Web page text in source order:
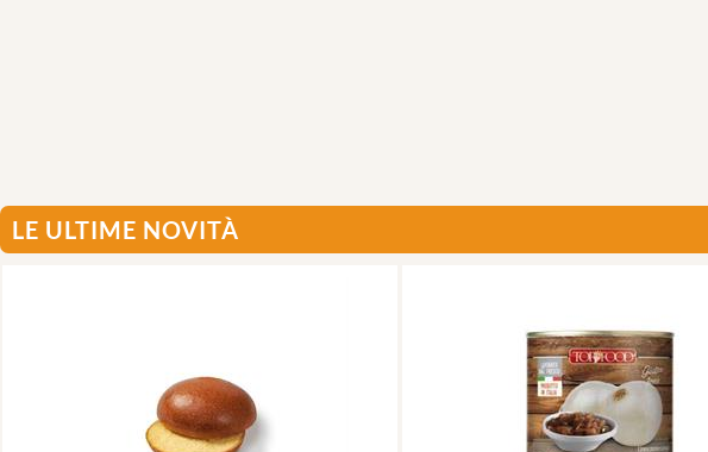
LE ULTIME NOVITÀ